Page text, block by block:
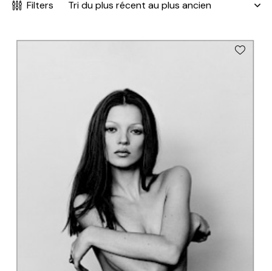
Filters